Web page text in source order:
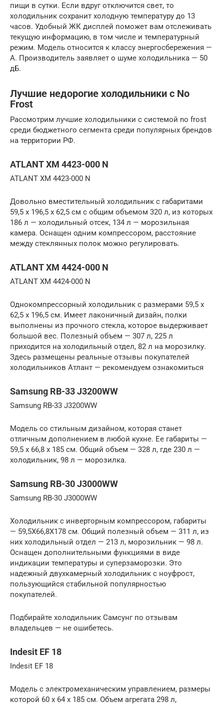
пищи в сутки. Если вдруг отключится свет, то
холодильник сохранит холодную температуру до 13
часов. Удобный ЖК дисплей поможет вам отслеживать
текущую информацию, в том числе и температурный
режим. Модель относится к классу энергосбережения —
А. Производитель заявляет о шуме холодильника — 50
дБ.
Лучшие недорогие холодильники с No
Frost
Рассмотрим лучшие холодильники с системой no frost
среди бюджетного сегмента среди популярных брендов
на территории РФ.
ATLANT ХМ 4423-000 N
ATLANT ХМ 4423-000 N
Довольно вместительный холодильник с габаритами
59,5 х 196,5 х 62,5 см с общим объемом 320 л, из которых
186 л — холодильный отсек, 134 л — морозильная
камера. Оснащен одним компрессором, расстояние
между стеклянных полок можно регулировать.
ATLANT ХМ 4424-000 N
ATLANT ХМ 4424-000 N
Однокомпрессорный холодильник с размерами 59,5 х
62,5 х 196,5 см. Имеет лаконичный дизайн, полки
выполнены из прочного стекла, которое выдерживает
большой вес. Полезный объем — 307 л, 225 л
приходится на холодильный отдел, 82 л на морозилку.
Здесь размещены реальные отзывы покупателей
холодильников Атлант — рекомендуем ознакомиться
Samsung RB-33 J3200WW
Samsung RB-33 J3200WW
Модель со стильным дизайном, которая станет
отличным дополнением в любой кухне. Ее габариты —
59,5 х 66,8 х 185 см. Общий объем — 328 л, где 230 л —
холодильник, 98 л — морозилка.
Samsung RB-30 J3000WW
Samsung RB-30 J3000WW
Холодильник с инверторным компрессором, габариты
— 59,5X66,8X178 см. Общий полезный объем — 311 л, из
них холодильный отдел — 213 л, морозильник — 98 л.
Оснащен дополнительными функциями в виде
индикации температуры и суперзаморозки. Это
надежный двухкамерный холодильник с ноуфрост,
пользующийся стабильной популярностью
покупателей.
Подбирайте холодильник Самсунг по отзывам
владельцев — не ошибетесь.
Indesit EF 18
Indesit EF 18
Модель с электромеханическим управлением, размеры
которой 60 х 64 х 185 см. Объем агрегата 298 л,